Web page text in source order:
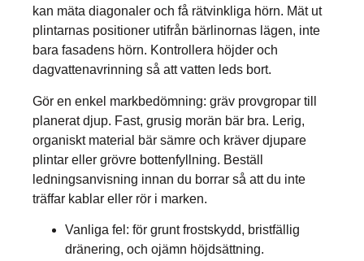
kan mäta diagonaler och få rätvinkliga hörn. Mät ut
plintarnas positioner utifrån bärlinornas lägen, inte
bara fasadens hörn. Kontrollera höjder och
dagvattenavrinning så att vatten leds bort.
Gör en enkel markbedömning: gräv provgropar till
planerat djup. Fast, grusig morän bär bra. Lerig,
organiskt material bär sämre och kräver djupare
plintar eller grövre bottenfyllning. Beställ
ledningsanvisning innan du borrar så att du inte
träffar kablar eller rör i marken.
Vanliga fel: för grunt frostskydd, bristfällig
dränering, och ojämn höjdsättning.